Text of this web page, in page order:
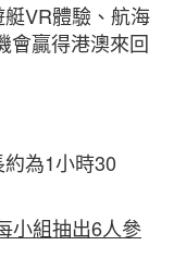
VR體驗、航海
會贏得港澳來回
為1小時30
小組抽出6人參